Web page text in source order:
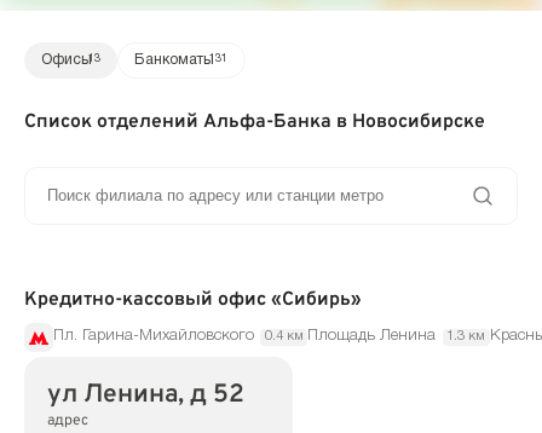
Офисы13 Банкоматы131
Список отделений Альфа-Банка в Новосибирске
Кредитно-кассовый офис «Сибирь»
Пл. Гарина-Михайловского 0.4 км Площадь Ленина 1.3 км
ул Ленина, д 52
адрес